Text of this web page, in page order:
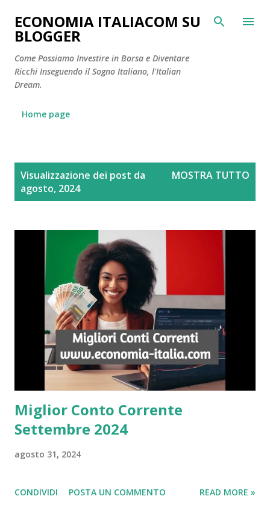
Passa ai contenuti principali
ECONOMIA ITALIACOM SU
BLOGGER
Come Possiamo Investire in Borsa e Diventare
Ricchi Inseguendo il Sogno Italiano, l'Italian
Dream.
Home page
Visualizzazione dei post da
agosto, 2024
MOSTRA TUTTO
Miglior Conto Corrente
Settembre 2024
agosto 31, 2024
CONDIVIDI POSTA UN COMMENTO READ MORE »